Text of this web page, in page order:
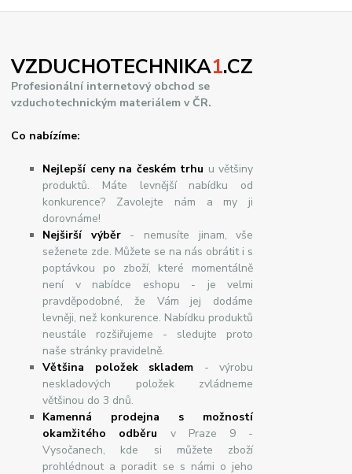
VZDUCHOTECHNIKA1.CZ
Profesionální internetový obchod se
vzduchotechnickým materiálem v ČR.
Co nabízíme:
Nejlepší ceny na českém trhu u většiny
produktů. Máte levnější nabídku od
konkurence? Zavolejte nám a my ji
dorovnáme!
Nejširšívýběr- nemusíte jinam, vše
seženete zde. Můžete se na nás obrátit i s
poptávkou po zboží, které momentálně
není v nabídce eshopu - je velmi
pravděpodobné, že Vám jej dodáme
levněji, než konkurence. Nabídku produktů
neustále rozšiřujeme - sledujte proto
naše stránky pravidelně.
Většina položek skladem - výrobu
neskladových položek zvládneme
většinou do 3 dnů.
Kamenná prodejna s možností
okamžitého odběru v Praze 9 -
Vysočanech, kde si můžete zboží
prohlédnout a poradit se s námi o jeho